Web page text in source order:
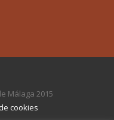
Málaga 2015
cookies